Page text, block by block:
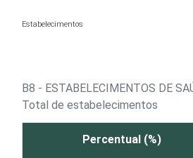
Estabelecimentos
B8 - ESTABELECIMENTOS DE
Total de estabelecimentos
Percentual (%)